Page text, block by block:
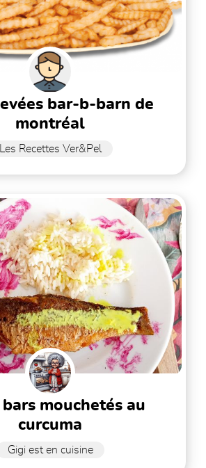
montréal
Les Recettes Ver&Pel
curcuma
Gigi est en cuisine